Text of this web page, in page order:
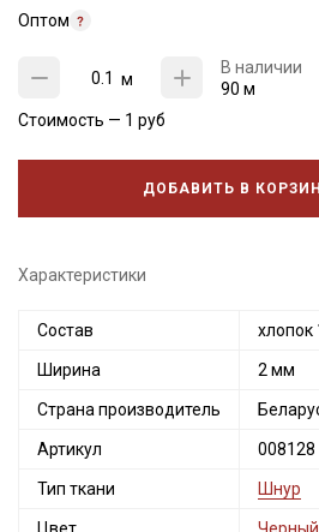
Оптом
м
В наличии
90 м
Стоимость — 1 руб
ДОБАВИТЬ В
Характеристики
Состав хлопок
Ширина 2 мм
Страна производитель
Артикул 008128
Тип ткани Шнур
Секретная рассылка от
Мы публикуем здесь
промокоды и скидки до
Электронная почта